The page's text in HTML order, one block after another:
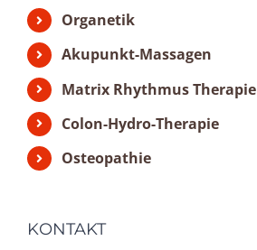
Organetik
Akupunkt-Massagen
Matrix Rhythmus Therapie
Colon-Hydro-Therapie
Osteopathie
KONTAKT